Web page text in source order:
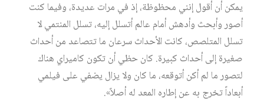
يمكن أن أقول إنني محظوظة، إذ في مرات عديدة، وفيما كنت
أصور وأبحث وأدهش أمام عالم أتسلل إليه، تسلل المنتمي لا
تسلل المتلصص، كانت الأحداث سرعان ما تتصاعد من أحداث
صغيرة إلى أحداث كبيرة. كان حظي أن تكون كاميراي هناك
لتصور ما لم أكن أتوقعه، ما كان ولا يزال يضفي على فيلمي
أبعاداً تخرج به عن إطاره المعد له أصلاً».